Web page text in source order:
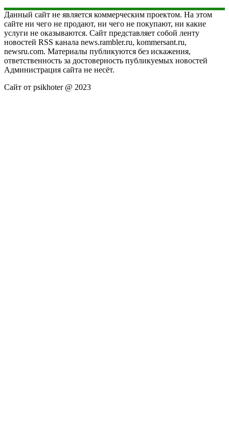
Данный сайт не является коммерческим проектом. На этом
сайте ни чего не продают, ни чего не покупают, ни какие
услуги не оказываются. Сайт представляет собой ленту
новостей RSS канала news.rambler.ru, kommersant.ru,
newsru.com. Материалы публикуются без искажения,
ответственность за достоверность публикуемых новостей
Администрация сайта не несёт.
Сайт от psikhoter @ 2023